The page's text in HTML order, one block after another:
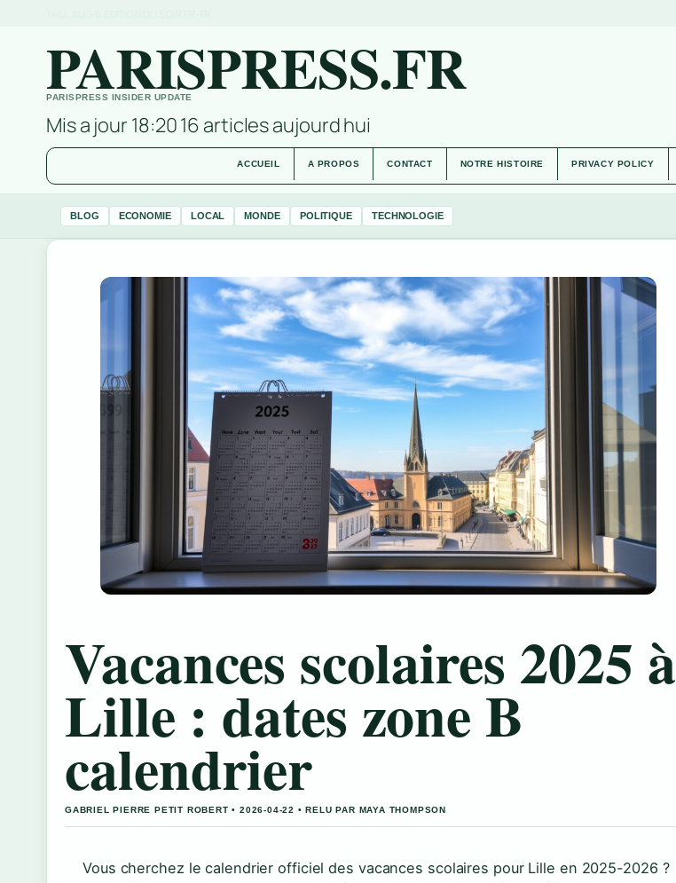
PARISPRESS.FR
PARISPRESS INSIDER UPDATE
Mis a jour 18:2016 articles aujourd hui
ACCUEIL A PROPOS CONTACT NOTRE HISTOIRE PRIVACY POLICY
BLOG ECONOMIE LOCAL MONDE POLITIQUE TECHNOLOGIE
Vacances scolaires 2025 à
Lille : dates zone B
calendrier
GABRIEL PIERRE PETIT ROBERT • 2026-04-22 • RELU PAR MAYA THOMPSON
Vous cherchez le calendrier officiel des vacances scolaires pour Lille en 2025-2026 ?